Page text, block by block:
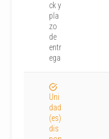
ck y
pla
zo
de
entr
ega
Uni
dad
(es)
dis